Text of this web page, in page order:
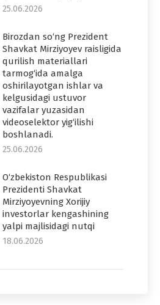
25.06.2026
Birozdan so‘ng Prezident
Shavkat Mirziyoyev raisligida
qurilish materiallari
tarmog‘ida amalga
oshirilayotgan ishlar va
kelgusidagi ustuvor
vazifalar yuzasidan
videoselektor yig‘ilishi
boshlanadi.
25.06.2026
O‘zbekiston Respublikasi
Prezidenti Shavkat
Mirziyoyevning Xorijiy
investorlar kengashining
yalpi majlisidagi nutqi
18.06.2026